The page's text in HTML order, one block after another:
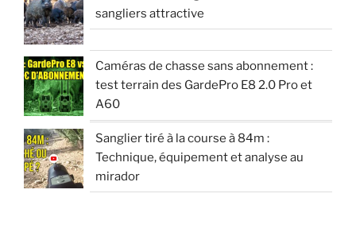
sangliers attractive
Caméras de chasse sans abonnement :
test terrain des GardePro E8 2.0 Pro et
A60
Sanglier tiré à la course à 84m :
Technique, équipement et analyse au
mirador